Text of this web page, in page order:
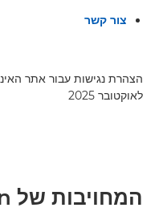
צור קשר
לאוקטובר 2025
המחויבות של Canon לנגישות